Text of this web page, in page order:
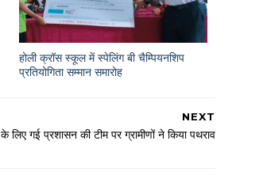
होली क्रॉस स्कूल में स्पेलिंग बी चैम्पियनशिप
प्रतियोगिता सम्मान समारोह
NEXT
लिए गई प्रशासन की टीम पर ग्रामीणों ने किया पथराव